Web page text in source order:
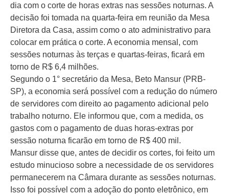
dia com o corte de horas extras nas sessões noturnas. A
decisão foi tomada na quarta-feira em reunião da Mesa
Diretora da Casa, assim como o ato administrativo para
colocar em prática o corte. A economia mensal, com
sessões noturnas às terças e quartas-feiras, ficará em
torno de R$ 6,4 milhões.
Segundo o 1° secretário da Mesa, Beto Mansur (PRB-
SP), a economia será possível com a redução do número
de servidores com direito ao pagamento adicional pelo
trabalho noturno. Ele informou que, com a medida, os
gastos com o pagamento de duas horas-extras por
sessão noturna ficarão em torno de R$ 400 mil.
Mansur disse que, antes de decidir os cortes, foi feito um
estudo minucioso sobre a necessidade de os servidores
permanecerem na Câmara durante as sessões noturnas.
Isso foi possível com a adoção do ponto eletrônico, em